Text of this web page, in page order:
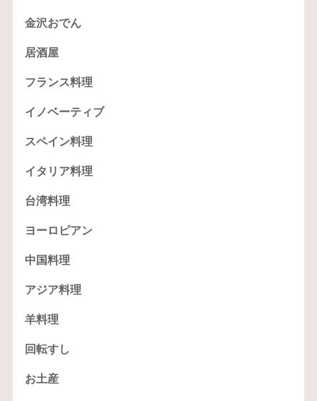
金沢おでん
居酒屋
フランス料理
イノベーティブ
スペイン料理
イタリア料理
台湾料理
ヨーロピアン
中国料理
アジア料理
羊料理
回転すし
お土産